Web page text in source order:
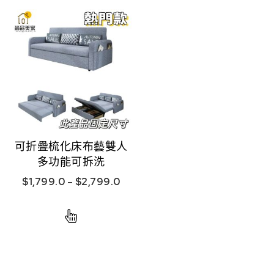
可折疊梳化床布藝雙人
多功能可拆洗
$1,799.0 – $2,799.0